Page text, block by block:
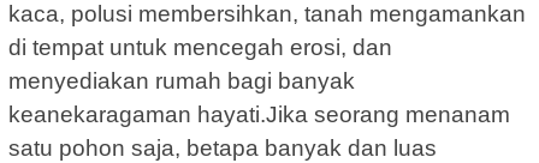
kaca, polusi membersihkan, tanah mengamankan
di tempat untuk mencegah erosi, dan
menyediakan rumah bagi banyak
keanekaragaman hayati.Jika seorang menanam
satu pohon saja, betapa banyak dan luas